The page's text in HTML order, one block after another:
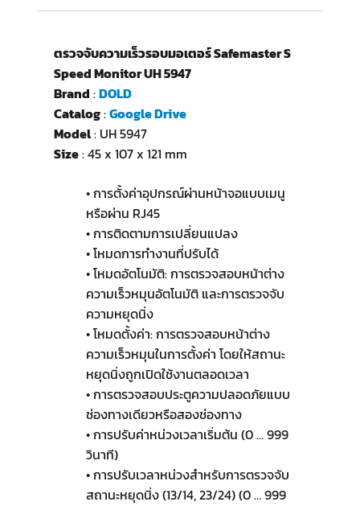
ตรวจจับความเร็วรอบมอเตอร์ Safemaster S
Speed Monitor UH 5947
Brand :DOLD
Catalog:Google Drive
Model: UH 5947
Size: 45 x 107 x 121 mm
• การตั้งค่าอุปกรณ์ผ่านหน้าจอแบบเมนู
หรือผ่าน RJ45
• การติดตามการเปลี่ยนแปลง
• โหมดการทำงานที่ปรับได้
• โหมดอัตโนมัติ: การตรวจสอบหน้าต่าง
ความเร็วหมุนอัตโนมัติ และการตรวจจับ
ความหยุดนิ่ง
• โหมดตั้งค่า: การตรวจสอบหน้าต่าง
ความเร็วหมุนในการตั้งค่า โดยให้สถานะ
หยุดนิ่งถูกเปิดใช้งานตลอดเวลา
• การตรวจสอบประตูความปลอดภัยแบบ
ช่องทางเดียวหรือสองช่องทาง
• การปรับค่าหน่วงเวลาเริ่มต้น (0 … 999
วินาที)
• การปรับเวลาหน่วงสำหรับการตรวจจับ
สถานะหยุดนิ่ง (13/14, 23/24) (0 … 999